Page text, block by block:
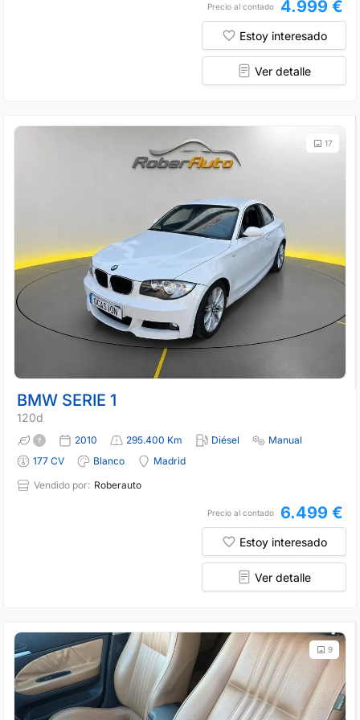
Precio al contado 4.999 €
Estoy interesado
Ver detalle
17
BMW SERIE 1
120d
2010 295.400 Km Diésel
Manual
177 CV
Blanco
Madrid
Vendido por: Roberauto
Precio al contado 6.499 €
Estoy interesado
Ver detalle
9